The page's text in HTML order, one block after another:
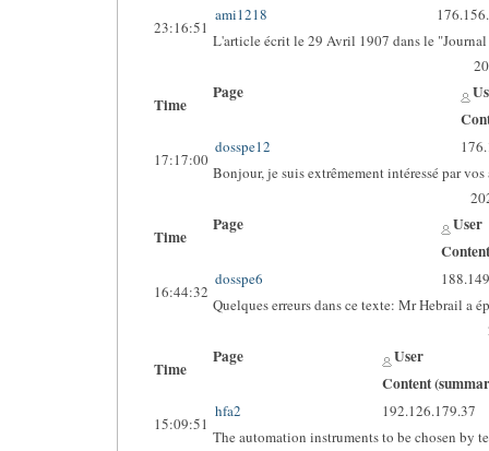
23:16:51
ami1218
L'article écrit le 29 Avril 1907 dans le
Time
Page
17:17:00
dosspe12
Bonjour, je suis extrêmement intéressé par
Time
Page
User
16:44:32
dosspe6
Quelques erreurs dans ce texte: Mr Hebrail a
Time
Page
User
Content
15:09:51
hfa2
192.126.179.37
The automation instruments to be chosen